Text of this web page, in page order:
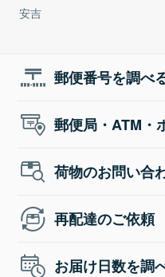
安吉
郵便番号を調べ
郵便局・ATM・
荷物のお問い合
再配達のご依頼
お届け日数を調